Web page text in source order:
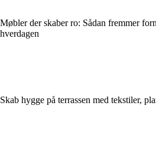
Møbler der skaber ro: Sådan fremmer
hverdagen
Skab hygge på terrassen med tekstiler,